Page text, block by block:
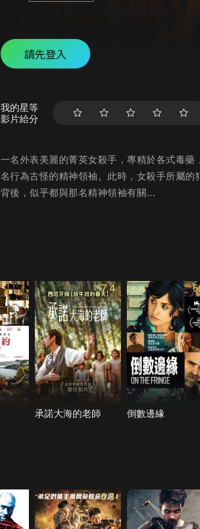
請先登入
我的星等
影片給分
一名外表美麗的菁英女殺手，專精於各式毒
名行為古怪的精神領袖。此時，女殺手所屬
背後，似乎都與那名精神領袖有關…
7.4
承諾大海的老師 倒數邊緣
6.3